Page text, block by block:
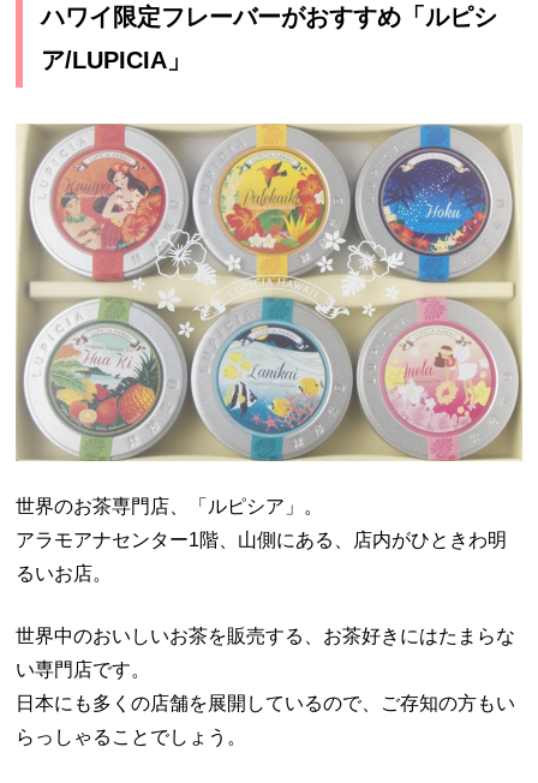
ハワイ限定フレーバーがおすすめ「ルピシ
ア/LUPICIA」
世界のお茶専門店、「ルピシア」。
アラモアナセンター1階、山側にある、店内がひときわ明
るいお店。
世界中のおいしいお茶を販売する、お茶好きにはたまらな
い専門店です。
日本にも多くの店舗を展開しているので、ご存知の方もい
らっしゃることでしょう。